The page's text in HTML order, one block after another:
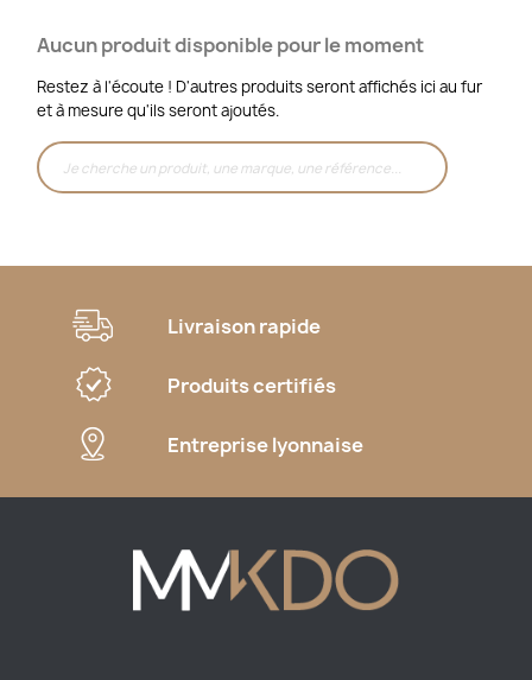
Aucun produit disponible pour le moment
Restez à l'écoute ! D'autres produits seront affichés ici au fur
et à mesure qu'ils seront ajoutés.
Livraison rapide
Produits certifiés
Entreprise lyonnaise